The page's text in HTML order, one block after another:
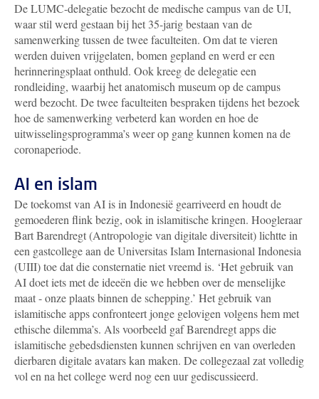
De LUMC-delegatie bezocht de medische campus van de UI,
waar stil werd gestaan bij het 35-jarig bestaan van de
samenwerking tussen de twee faculteiten. Om dat te vieren
werden duiven vrijgelaten, bomen gepland en werd er een
herinneringsplaat onthuld. Ook kreeg de delegatie een
rondleiding, waarbij het anatomisch museum op de campus
werd bezocht. De twee faculteiten bespraken tijdens het bezoek
hoe de samenwerking verbeterd kan worden en hoe de
uitwisselingsprogramma’s weer op gang kunnen komen na de
coronaperiode.
AI en islam
De toekomst van AI is in Indonesië gearriveerd en houdt de
gemoederen flink bezig, ook in islamitische kringen. Hoogleraar
Bart Barendregt (Antropologie van digitale diversiteit) lichtte in
een gastcollege aan de Universitas Islam Internasional Indonesia
(UIII) toe dat die consternatie niet vreemd is. ‘Het gebruik van
AI doet iets met de ideeën die we hebben over de menselijke
maat - onze plaats binnen de schepping.’ Het gebruik van
islamitische apps confronteert jonge gelovigen volgens hem met
ethische dilemma’s. Als voorbeeld gaf Barendregt apps die
islamitische gebedsdiensten kunnen schrijven en van overleden
dierbaren digitale avatars kan maken. De collegezaal zat volledig
vol en na het college werd nog een uur gediscussieerd.